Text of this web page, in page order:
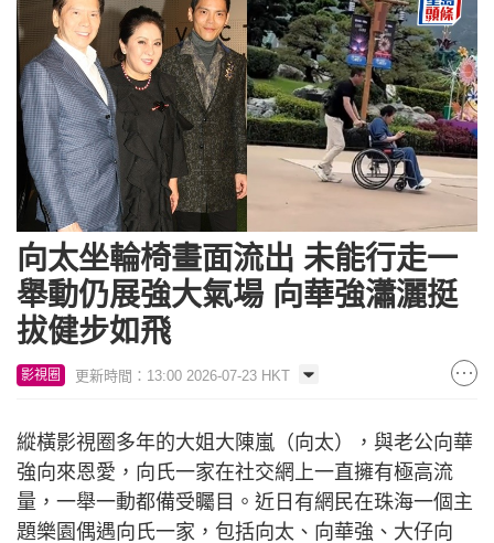
向太坐輪椅畫面流出 未能行走一
舉動仍展強大氣場 向華強瀟灑挺
拔健步如飛
影視圈 更新時間：13:00 2026-07-23 HKT
縱橫影視圈多年的大姐大陳嵐（向太），與老公向華
強向來恩愛，向氏一家在社交網上一直擁有極高流
量，一舉一動都備受矚目。近日有網民在珠海一個主
題樂園偶遇向氏一家，包括向太、向華強、大仔向